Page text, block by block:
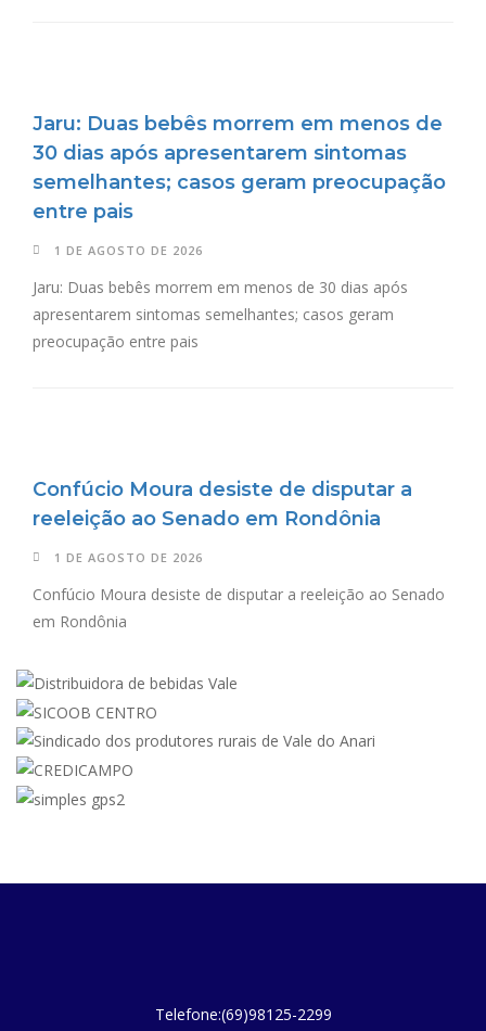
Jaru: Duas bebês morrem em menos de
30 dias após apresentarem sintomas
semelhantes; casos geram preocupação
entre pais
1 DE AGOSTO DE 2026
Jaru: Duas bebês morrem em menos de 30 dias após
apresentarem sintomas semelhantes; casos geram
preocupação entre pais
Confúcio Moura desiste de disputar a
reeleição ao Senado em Rondônia
1 DE AGOSTO DE 2026
Confúcio Moura desiste de disputar a reeleição ao Senado
em Rondônia
Telefone:(69)98125-2299